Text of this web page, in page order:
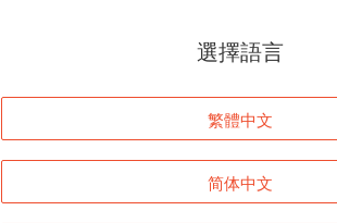
頁面無法顯示
登入
返回首頁
選擇語言
繁體中文
简体中文